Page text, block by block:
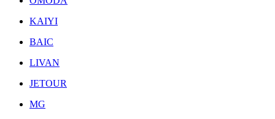
KAIYI
BAIC
LIVAN
JETOUR
MG